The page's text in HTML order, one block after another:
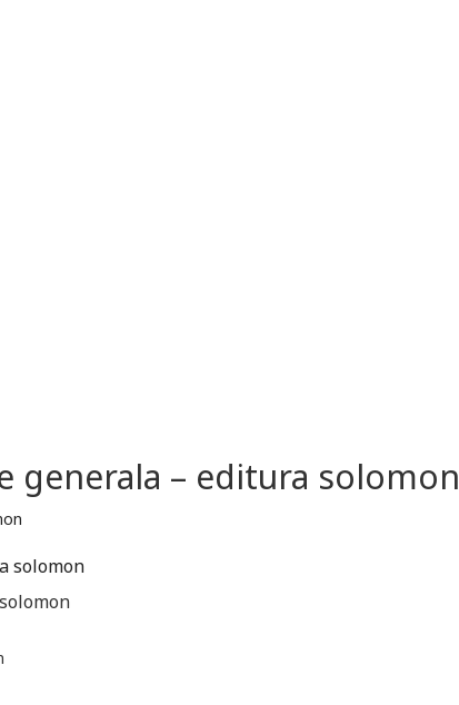
generala – editura solomon